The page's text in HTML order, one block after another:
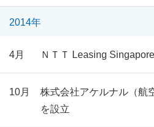
2014年
4月 ＮＴＴ Leasing
10月
株式会社アケルナル（航
を設立